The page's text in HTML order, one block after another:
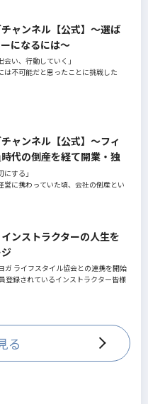
ャンネル【公式】～選ば
になるには～
会い、行動していく」
は不可能だと思ったことに挑戦した
かないことを行動に移してきた結果
ーになるために若松さんが取られた
ャンネル【公式】～フィ
代の倒産を経て開業・独
する」
営に携わっていた頃、会社の倒産とい
イン」代表近藤健祐さんにインタビ
ペーンや違約金制度はお客様を大切に
が底をつく恐怖と闘いながらもお客様
？
インストラクターの人生を
ガ ライフスタイル協会との連携を開始
登録されているインストラクター皆様
る